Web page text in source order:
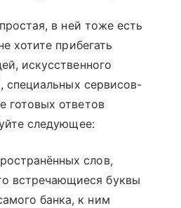
в ней тоже есть
хотите прибегать
искусственного
специальных сервисов-
готовых ответов
следующее:
слов,
встречающиеся буквы
банка, к ним